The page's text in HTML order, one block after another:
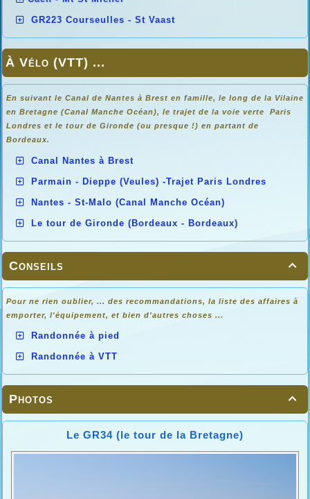
GR223 Courseulles - St Vaast
À Vélo (VTT) ...
En suivant le Canal de Nantes à Brest en famille, le long de la Vilaine
en Bretagne (Canal Manche Océan), le trajet de la voie verte Paris
Londres et le tour de Gironde (ou presque !) en partant de
Bordeaux.
Canal Nantes à Brest
Parmain - Dieppe (Veules) -Trajet Paris Londres
Nantes - St-Malo (Canal Manche Océan)
Le tour de Gironde (Bordeaux - Bordeaux)

Conseils
Pour ne rien oublier, ... des recommandations, la liste des affaires à
emporter, l'équipement, et bien d'autres choses ...
Randonnée à pied
Randonnée à VTT

Photos
Le GR34 (le tour de la Bretagne)